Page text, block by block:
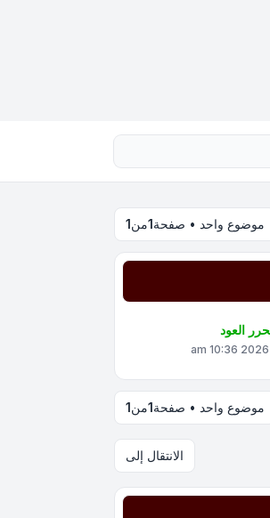
موضوع واحد • صفحة1من1
العود
موضوع واحد • صفحة1من1
الانتقال إلى